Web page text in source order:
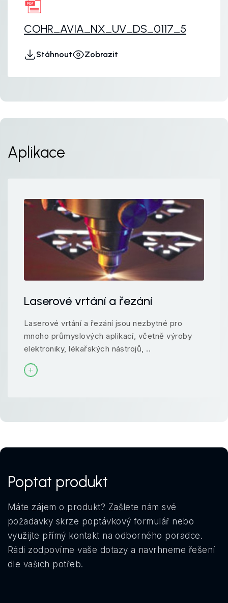
COHR_AVIA_NX_UV_DS_0117_5
Stáhnout Zobrazit
Aplikace
Laserové vrtání a řezání
Laserové vrtání a řezání jsou nezbytné pro
mnoho průmyslových aplikací, včetně výroby
elektroniky, lékařských nástrojů, ..
Poptat produkt
Máte zájem o produkt? Zašlete nám své
požadavky skrze poptávkový formulář nebo
využijte přímý kontakt na odborného poradce.
Rádi zodpovíme vaše dotazy a navrhneme řešení
dle vašich potřeb.